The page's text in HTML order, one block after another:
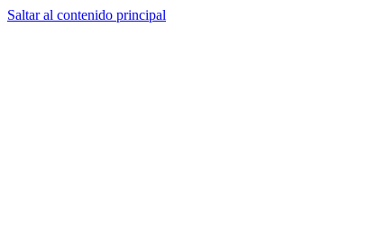
Saltar al contenido principal